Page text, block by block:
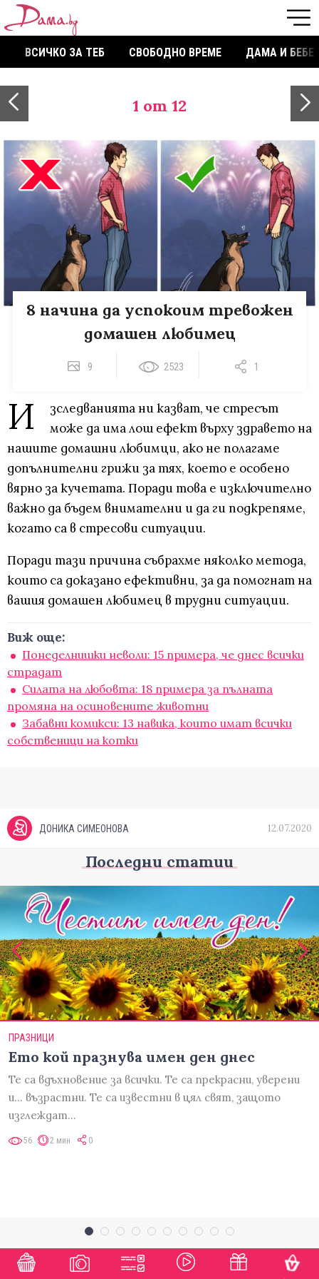
ВСИЧКО ЗА ТЕБ СВОБОДНО ВРЕМЕ ДАМА И БЕБЕ
1 от 12
8 начина да успокоим тревожен
домашен любимец
9 2523 1
И
зследванията ни казват, че стресът
може да има лош ефект върху здравето на
нашите домашни любимци, ако не полагаме
допълнителни грижи за тях, което е особено
вярно за кучетата. Поради това е изключително
важно да бъдем внимателни и да ги подкрепяме,
когато са в стресови ситуации.
Поради тази причина събрахме няколко метода,
които са доказано ефективни, за да помогнат на
вашия домашен любимец в трудни ситуации.
Виж още:
Понеделнишки неволи: 15 примера, че днес всички
страдат
Силата на любовта: 18 примера за пълната
промяна на осиновените животни
Забавни комикси: 13 навика, които имат всички
собственици на котки
ДОНИКА СИМЕОНОВА 12.07.2020
Последни статии
ПРАЗНИЦИ
Ето кой празнува имен ден днес
Те са вдъхновение за всички. Те са прекрасни, уверени
и... възрастни. Те са известни в цял свят, защото
изглеждат…
56 2 мин 0